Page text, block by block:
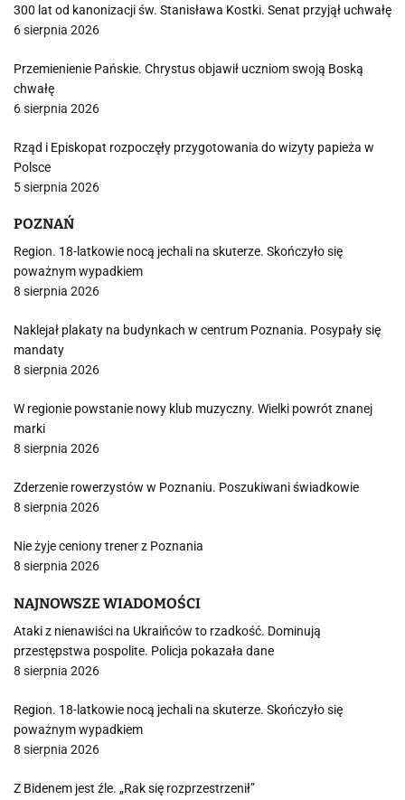
300 lat od kanonizacji św. Stanisława Kostki. Senat przyjął uchwałę
6 sierpnia 2026
Przemienienie Pańskie. Chrystus objawił uczniom swoją Boską
chwałę
6 sierpnia 2026
Rząd i Episkopat rozpoczęły przygotowania do wizyty papieża w
Polsce
5 sierpnia 2026
POZNAŃ
Region. 18-latkowie nocą jechali na skuterze. Skończyło się
poważnym wypadkiem
8 sierpnia 2026
Naklejał plakaty na budynkach w centrum Poznania. Posypały się
mandaty
8 sierpnia 2026
W regionie powstanie nowy klub muzyczny. Wielki powrót znanej
marki
8 sierpnia 2026
Zderzenie rowerzystów w Poznaniu. Poszukiwani świadkowie
8 sierpnia 2026
Nie żyje ceniony trener z Poznania
8 sierpnia 2026
NAJNOWSZE WIADOMOŚCI
Ataki z nienawiści na Ukraińców to rzadkość. Dominują
przestępstwa pospolite. Policja pokazała dane
8 sierpnia 2026
Region. 18-latkowie nocą jechali na skuterze. Skończyło się
poważnym wypadkiem
8 sierpnia 2026
Z Bidenem jest źle. „Rak się rozprzestrzenił”